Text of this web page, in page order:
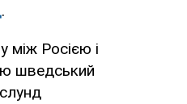
.
між Росією і
шведський